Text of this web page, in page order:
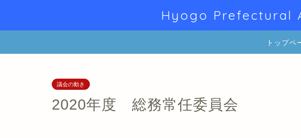
Hyogo Prefectural
トップペ
議会の動き
2020年度 総務常任委員会